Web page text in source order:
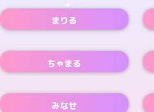
まりる
ちゃまる
みなせ